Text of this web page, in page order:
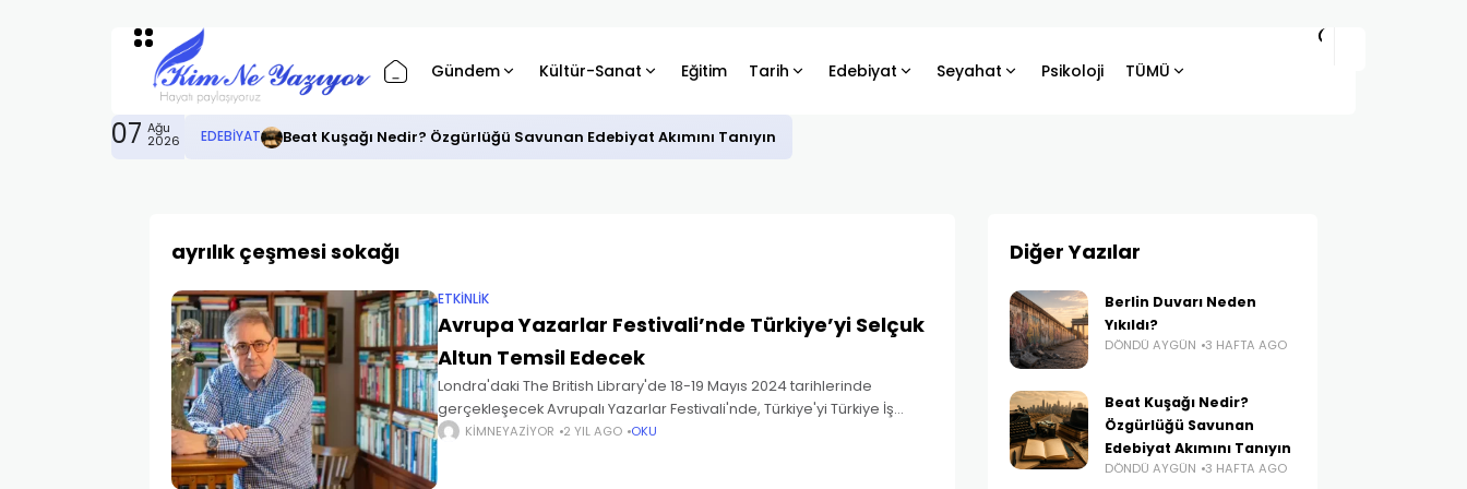
Gündem Kültür-Sanat Eğitim Tarih Edebiyat Seyahat Psikoloji TÜMÜ
07 Ağu
2026 EDEBIYAT Beat Kuşağı Nedir? Özgürlüğü Savunan Edebiyat Akımını Tanıyın
ayrılık çeşmesi sokağı
ETKINLIK
Avrupa Yazarlar Festivali’nde Türkiye’yi Selçuk
Altun Temsil Edecek
Londra'daki The British Library'de 18-19 Mayıs 2024 tarihlerinde
gerçekleşecek Avrupalı Yazarlar Festivali'nde, Türkiye'yi Türkiye İş
Bankası Kültür Yayınları yazarlarından Selçuk Altun temsil edecek.
KIMNEYAZIYOR 2 YIL AGO OKU
Diğer Yazılar
Berlin Duvarı Neden
Yıkıldı?
DÖNDÜ AYGÜN 3 HAFTA AGO
Beat Kuşağı Nedir?
Özgürlüğü Savunan
Edebiyat Akımını Tanıyın
DÖNDÜ AYGÜN 3 HAFTA AGO